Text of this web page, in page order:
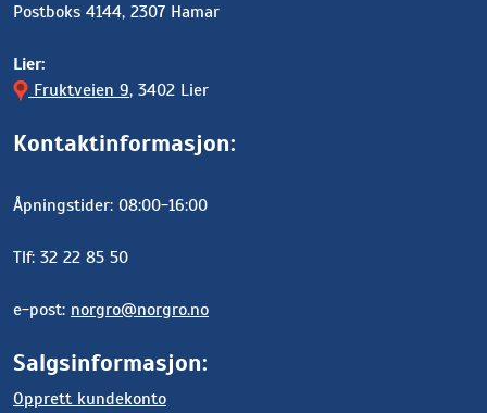
Postboks 4144, 2307 Hamar
Lier:
Fruktveien 9, 3402 Lier
Kontaktinformasjon:
Åpningstider: 08:00-16:00
Tlf: 32 22 85 50
e-post: norgro@norgro.no
Salgsinformasjon:
Opprett kundekonto